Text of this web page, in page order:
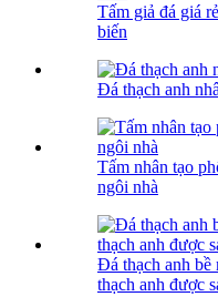
Tấm giả đá giá
biến
Đá thạch anh
Tấm nhân tạo
ngôi nhà
Đá thạch anh bề
thạch anh được